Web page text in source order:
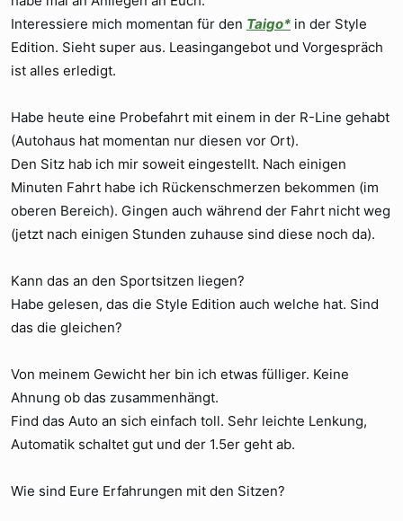
Interessiere mich momentan für den Taigo* in der Style
Edition. Sieht super aus. Leasingangebot und Vorgespräch
ist alles erledigt.
Habe heute eine Probefahrt mit einem in der R-Line gehabt
(Autohaus hat momentan nur diesen vor Ort).
Den Sitz hab ich mir soweit eingestellt. Nach einigen
Minuten Fahrt habe ich Rückenschmerzen bekommen (im
oberen Bereich). Gingen auch während der Fahrt nicht weg
(jetzt nach einigen Stunden zuhause sind diese noch da).
Kann das an den Sportsitzen liegen?
Habe gelesen, das die Style Edition auch welche hat. Sind
das die gleichen?
Von meinem Gewicht her bin ich etwas fülliger. Keine
Ahnung ob das zusammenhängt.
Find das Auto an sich einfach toll. Sehr leichte Lenkung,
Automatik schaltet gut und der 1.5er geht ab.
Wie sind Eure Erfahrungen mit den Sitzen?